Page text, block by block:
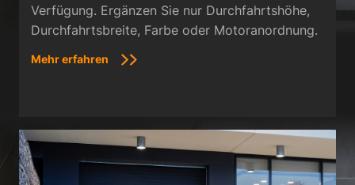
Verfügung. Ergänzen Sie nur Durchfahrtshöhe,
Durchfahrtsbreite, Farbe oder Motoranordnung.
Mehr erfahren